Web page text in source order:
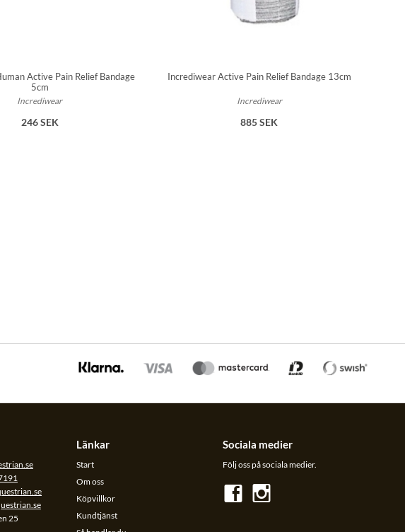
Active Pain Relief Bandage
5cm
Incrediwear
246 SEK
Incrediwear Active Pain Relief Bandage 13cm
Incrediwear
885 SEK
25
Länkar
Start
Om oss
Köpvillkor
Kundtjänst
Sociala medier
Följ oss på sociala medier.